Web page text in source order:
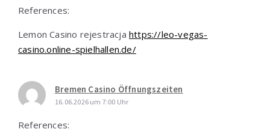
References:
Lemon Casino rejestracja https://leo-vegas-
casino.online-spielhallen.de/
Bremen Casino Öffnungszeiten
16.06.2026 um 7:00 Uhr
References: